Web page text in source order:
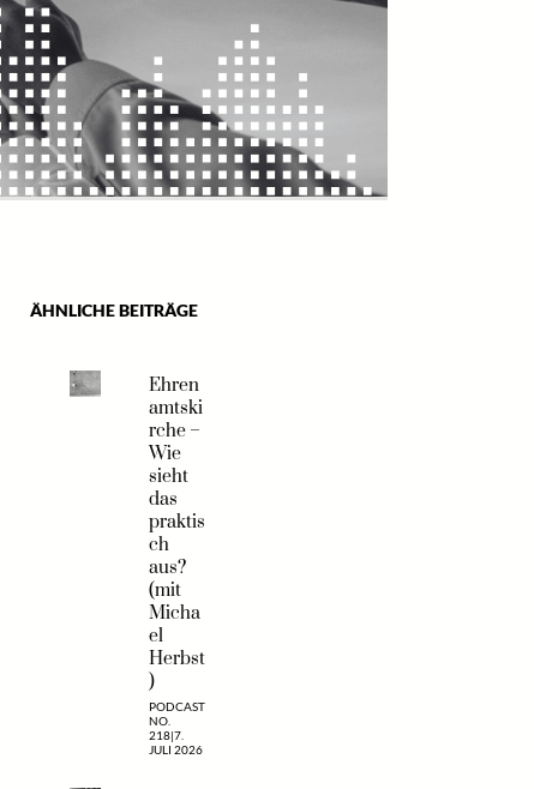
ÄHNLICHE BEITRÄGE
Ehren
amtski
rche –
Wie
sieht
das
praktis
ch
aus?
(mit
Micha
el
Herbst
)
PODCAST
NO.
218|7.
JULI 2026